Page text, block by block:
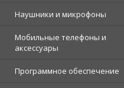
Наушники и микрофоны
Мобильные телефоны и
аксессуары
Программное обеспечение